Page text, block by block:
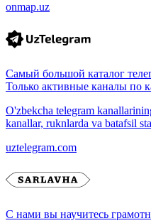
onmap.uz
Самый большой каталог
Только активные каналы по
O'zbekcha telegram
kanallar, ruknlarda va batafsil
uztelegram.com
С нами вы научитесь